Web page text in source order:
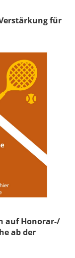
für
auf Honorar-/
ab der